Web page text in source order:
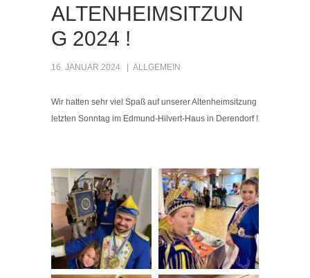
ALTENHEIMSITZUN
G 2024 !
16. JANUAR 2024 ALLGEMEIN
Wir hatten sehr viel Spaß auf unserer Altenheimsitzung
letzten Sonntag im Edmund-Hilvert-Haus in Derendorf !